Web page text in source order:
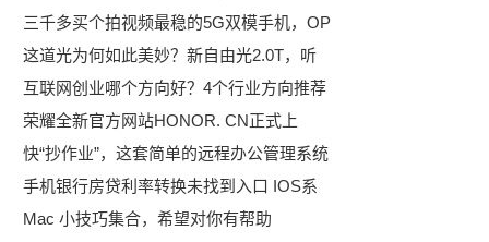
三千多买个拍视频最稳的5G双模手机，OP
这道光为何如此美妙？新自由光2.0T，听
互联网创业哪个方向好？4个行业方向推荐
荣耀全新官方网站HONOR. CN正式上
快“抄作业”，这套简单的远程办公管理系统
手机银行房贷利率转换未找到入口 IOS系
Mac 小技巧集合，希望对你有帮助